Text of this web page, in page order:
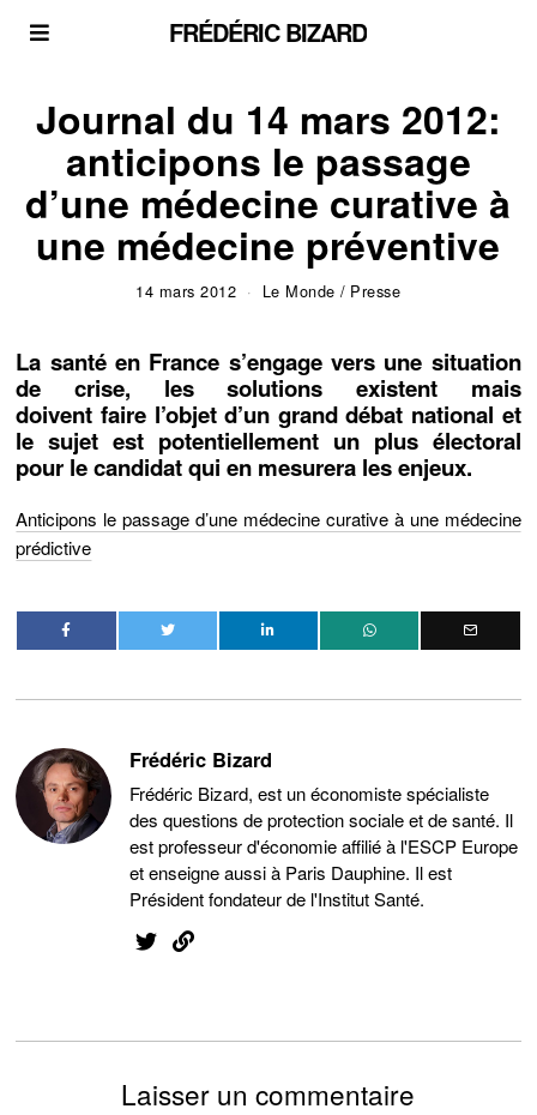
FRÉDÉRIC BIZARD
Journal du 14 mars 2012:
anticipons le passage
d’une médecine curative à
une médecine préventive
14 mars 2012 Le Monde / Presse
La santé en France s’engage vers une situation
de crise, les solutions existent mais
doiventfaire l’objet d’un grand débat national et
le sujet est potentiellement un plus électoral
pour le candidat qui en mesurera les enjeux.
Anticipons le passage d’une médecine curative à une médecine
prédictive
Frédéric Bizard
Frédéric Bizard, est un économiste spécialiste
des questions de protection sociale et de santé. Il
est professeur d'économie affilié à l'ESCP Europe
et enseigne aussi à Paris Dauphine. Il est
Président fondateur de l'Institut Santé.
Laisser un commentaire